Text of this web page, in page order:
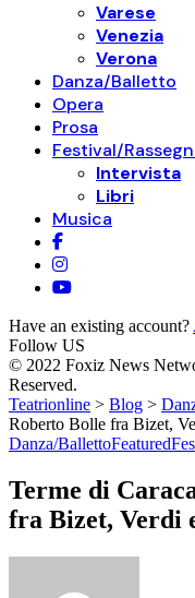
Varese
Venezia
Verona
Danza/Balletto
Opera
Prosa
Festival/
Intervista
Libri
Musica
Have an existing account?
Follow US
© 2022 Foxiz News
Reserved.
Teatrionline > Blog >
Roberto Bolle fra Bizet,
Danza/BallettoFeatured
Terme di
fra Bizet, Verdi